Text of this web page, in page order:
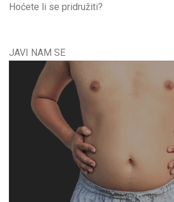
Hoćete li se pridružiti?
JAVI NAM SE